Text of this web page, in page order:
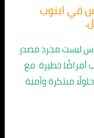
في ابنوب
ليست مجرد مصدر
أمراضًا خطيرة. مع
مبتكرة وآمنة